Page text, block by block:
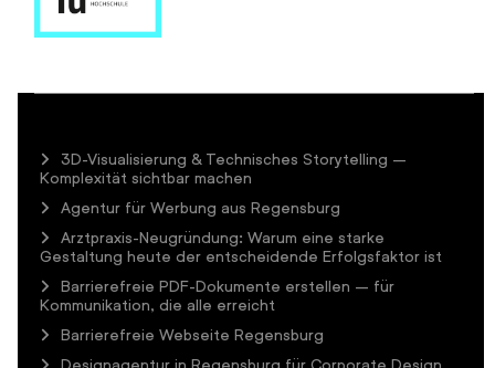
3D-Visualisierung & Technisches Storytelling –
Komplexität sichtbar machen
Agentur für Werbung aus Regensburg
Arztpraxis-Neugründung: Warum eine starke
Gestaltung heute der entscheidende Erfolgsfaktor ist
Barrierefreie PDF-Dokumente erstellen – für
Kommunikation, die alle erreicht
Barrierefreie Webseite Regensburg